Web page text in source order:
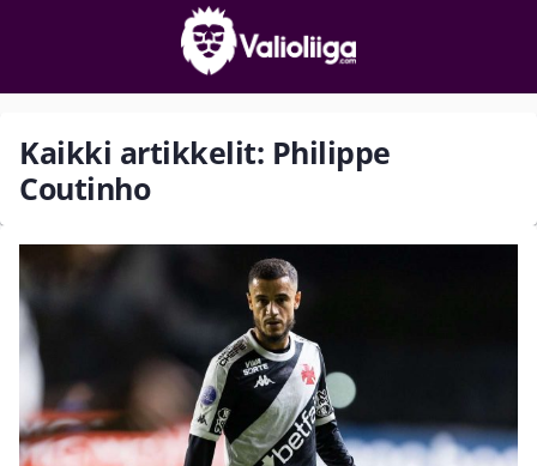
Kaikki artikkelit: Philippe
Coutinho